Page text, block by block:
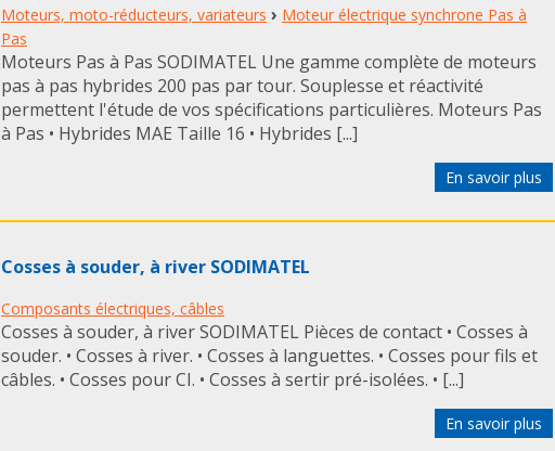
Moteurs, moto-réducteurs, variateurs › Moteur électrique synchrone Pas à
Pas
Moteurs Pas à Pas SODIMATEL Une gamme complète de moteurs
pas à pas hybrides 200 pas par tour. Souplesse et réactivité
permettent l'étude de vos spécifications particulières. Moteurs Pas
à Pas • Hybrides MAE Taille 16 • Hybrides [...]
En savoir plus
Cosses à souder, à river SODIMATEL
Composants électriques, câbles
Cosses à souder, à river SODIMATEL Pièces de contact • Cosses à
souder. • Cosses à river. • Cosses à languettes. • Cosses pour fils et
câbles. • Cosses pour CI. • Cosses à sertir pré-isolées. • [...]
En savoir plus